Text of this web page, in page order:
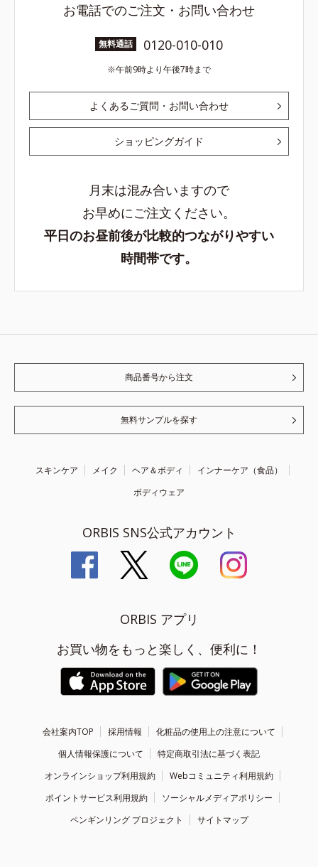
お電話でのご注文・お問い合わせ
無料通話 0120-010-010
午前9時より午後7時まで
よくあるご質問・お問い合わせ
ショッピングガイド
月末は混み合いますので
お早めにご注文ください。
平日のお昼前後が比較的つながりやすい
時間帯です。
商品番号から注文
無料サンプルを探す
スキンケア メイク ヘア＆ボディ
インナーケア（食品）
ボディウェア
ORBIS SNS公式アカウント
ORBIS アプリ
お買い物をもっと楽しく、便利に！
会社案内TOP 採用情報
化粧品の使用上の注意について
個人情報保護について
特定商取引法に基づく表記
オンラインショップ利用規約
Webコミュニティ利用規約
ポイントサービス利用規約
ソーシャルメディアポリシー
ペンギンリング プロジェクト
サイトマップ